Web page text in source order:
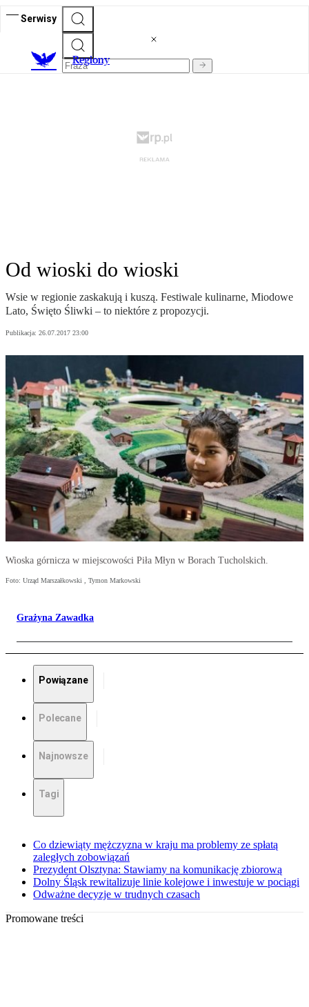
Serwisy
Regiony
Od wioski do wioski
Wsie w regionie zaskakują i kuszą. Festiwale kulinarne, Miodowe
Lato, Święto Śliwki – to niektóre z propozycji.
Publikacja: 26.07.2017 23:00
Wioska górnicza w miejscowości Piła Młyn w Borach Tucholskich.
Foto: Urząd Marszałkowski , Tymon Markowski
Grażyna Zawadka
Powiązane
Polecane
Najnowsze
Tagi
Co dziewiąty mężczyzna w kraju ma problemy ze spłatą
zaległych zobowiązań
Prezydent Olsztyna: Stawiamy na komunikację zbiorową
Dolny Śląsk rewitalizuje linie kolejowe i inwestuje w pociągi
Odważne decyzje w trudnych czasach
Promowane treści